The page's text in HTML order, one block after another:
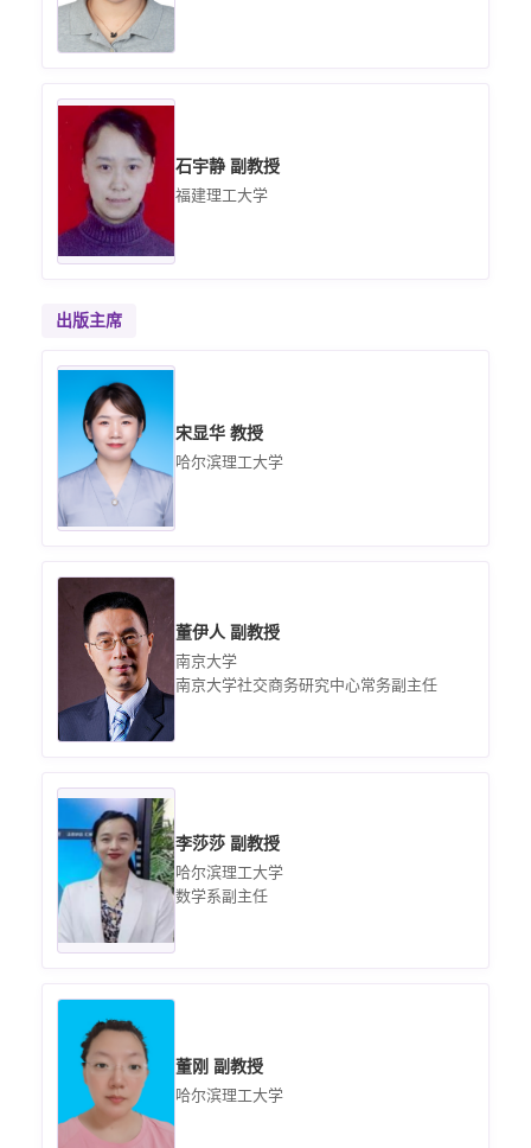
石宇静 副教授
福建理工大学
出版主席
宋显华 教授
哈尔滨理工大学
董伊人 副教授
南京大学
南京大学社交商务研究中心常务副主任
李莎莎 副教授
哈尔滨理工大学
数学系副主任
董刚 副教授
哈尔滨理工大学